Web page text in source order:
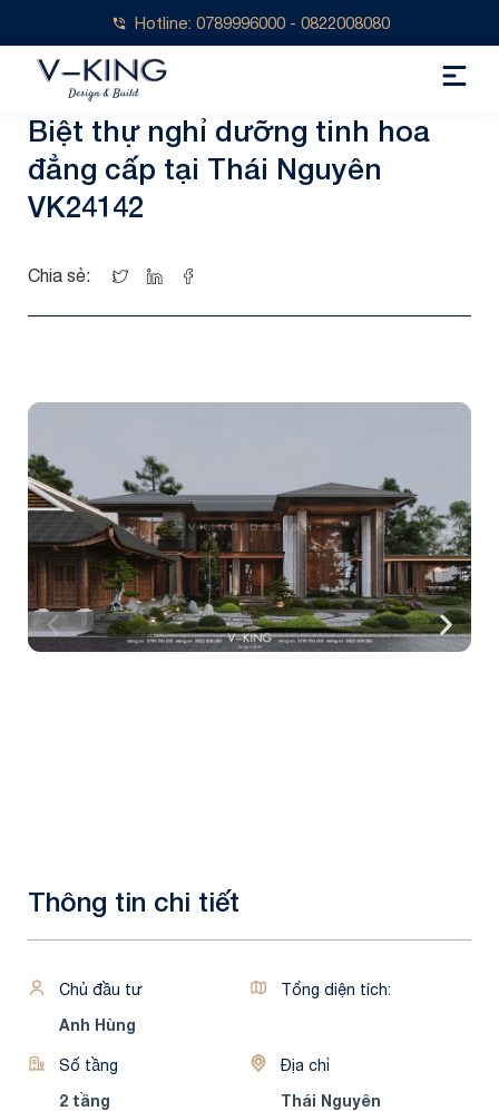
Hotline: 0789996000 - 0822008080
Biệt thự nghỉ dưỡng tinh hoa
đẳng cấp tại Thái Nguyên
VK24142
Chia sẻ:
Thông tin chi tiết
Chủ đầu tư
Anh Hùng
Tổng diện tích:
Số tầng
2 tầng
Địa chỉ
Thái Nguyên